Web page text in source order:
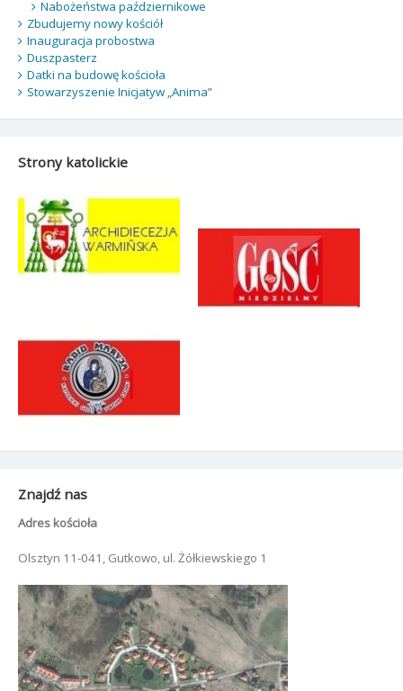
Nabożeństwa październikowe
Zbudujemy nowy kościół
Inauguracja probostwa
Duszpasterz
Datki na budowę kościoła
Stowarzyszenie Inicjatyw „Anima”
Strony katolickie
Znajdź nas
Adres kościoła
Olsztyn 11-041, Gutkowo, ul. Żółkiewskiego 1